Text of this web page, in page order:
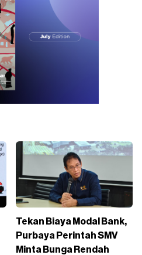
Tekan Biaya Modal Bank,
Purbaya Perintah SMV
Minta Bunga Rendah